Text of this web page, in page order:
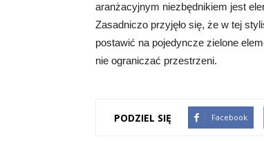
aranżacyjnym niezbędnikiem jest
Zasadniczo przyjęło się, że w tej
postawić na pojedyncze zielone
nie ograniczać przestrzeni.
PODZIEL SIĘ Facebook